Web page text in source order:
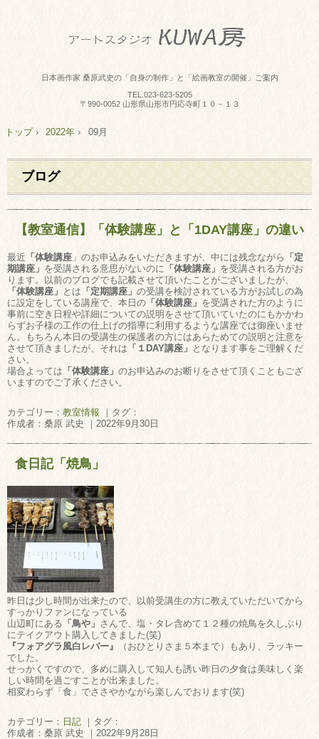
日本画作家 桑原武史の「自身の制作」と「絵画教室の開催」ご案内
TEL. 023-623-5205
〒990-0052 山形県山形市円応寺町１０－１３
トップ› 2022年 › 09月
ブログ
【教室通信】「体験講座」と「1DAY講座」の違い
最近 「体験講座 」のお申込みをいただきますが、中には残念ながら 「定
期講座」 を受講される意思がないのに 「体験講座」 を受講される方がお
ります。以前のブログでも記載させて頂いたことがございましたが、
「体験講座」 とは 「定期講座」 の受講を検討されている方がお試しの為
に設定をしている講座で、本日の 「体験講座」 を受講された方のように
事前に空き日程や詳細についての説明をさせて頂いていたのにもかかわ
らずお子様の工作の仕上げの指導に利用するような講座では御座いませ
ん。もちろん本日の受講生の保護者の方にはあらためての説明と注意を
させて頂きましたが、それは 「１DAY講座」 となります事をご理解くだ
さい。
場合よっては 「体験講座」 のお申込みのお断りをさせて頂くこともござ
いますのでご了承ください。
カテゴリー： 教室情報 ｜タグ：
作成者：桑原 武史 ｜2022年9月30日
食日記「焼鳥」
昨日は少し時間が出来たので、以前受講生の方に教えていただいてから
すっかりファンになっている
山辺町にある 「鳥や」 さんで、塩・タレ含めて１２種の焼鳥を久しぶり
にテイクアウト購入してきました(笑)
『フォアグラ風白レバー』
（おひとりさま５本まで）もあり、ラッキー
でした。
せっかくですので、多めに購入して知人も誘い昨日の夕食は美味しく楽
しい時間を過ごすことが出来ました。
相変わらず「食」でささやかながら楽しんでおります(笑)
カテゴリー： 日記 ｜タグ：
作成者：桑原 武史 ｜2022年9月28日